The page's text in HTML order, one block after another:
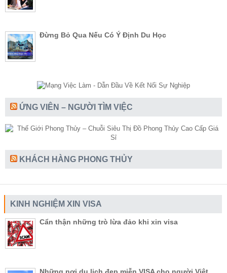
Đừng Bỏ Qua Nếu Có Ý Định Du Học
ỨNG VIÊN – NGƯỜI TÌM VIỆC
KHÁCH HÀNG PHONG THỦY
KINH NGHIỆM XIN VISA
Cẩn thận những trò lừa đảo khi xin visa